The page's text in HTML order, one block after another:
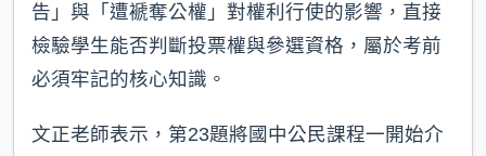
告」與「遭褫奪公權」對權利行使的影響，直接
檢驗學生能否判斷投票權與參選資格，屬於考前
必須牢記的核心知識。
文正老師表示，第23題將國中公民課程一開始介